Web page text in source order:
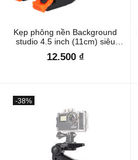
Kẹp phông nền Background
studio 4.5 inch (11cm) siêu
cứng - Hàng nhập khẩu
12.500 ₫
-38%